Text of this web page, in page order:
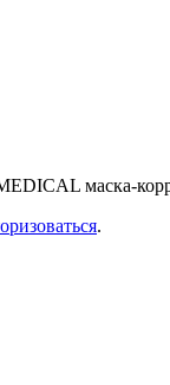
маска-
.